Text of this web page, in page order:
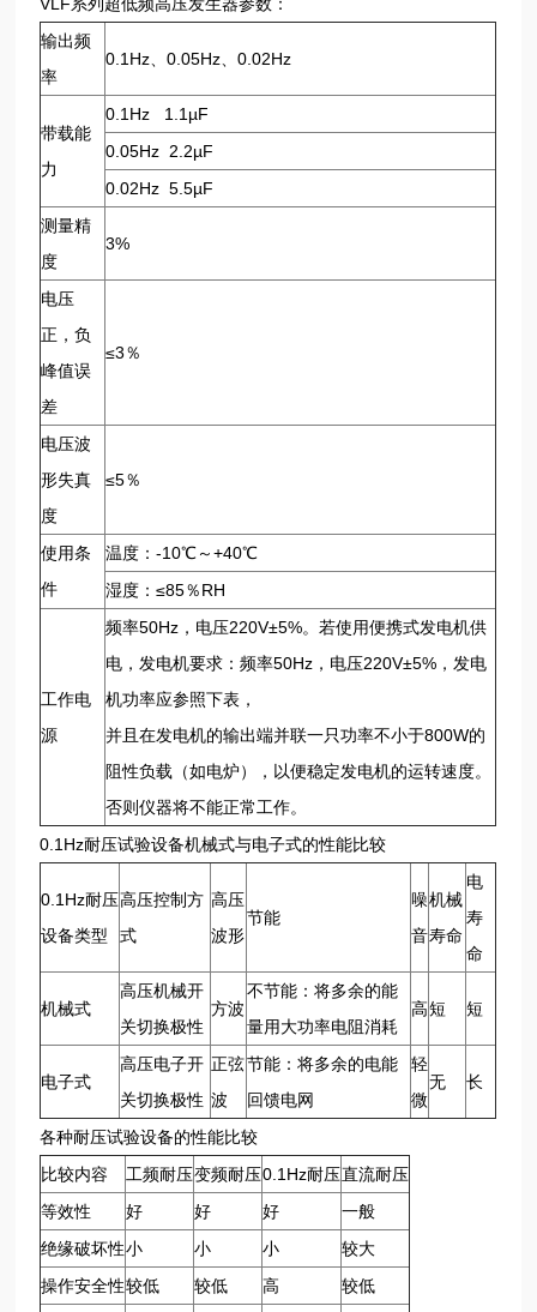
输出频
率
0.1Hz、0.05Hz、0.02Hz
带载能
力
0.1Hz 1.1µF
0.05Hz 2.2µF
0.02Hz 5.5µF
测量精
度
3%
电压
正，负
峰值误
差
≤3％
电压波
形失真
度
≤5％
使用条
件
温度：-10℃～+40℃
湿度：≤85％RH
工作电
源
频率50Hz，电压220V±5%。若使用便携式发电机供
电，发电机要求：频率50Hz，电压220V±5%，发电
机功率应参照下表，
并且在发电机的输出端并联一只功率不小于800W的
阻性负载（如电炉），以便稳定发电机的运转速度。
否则仪器将不能正常工作。
0.1Hz耐压试验设备机械式与电子式的性能比较
0.1Hz耐压
设备类型
高压控制方
式
高压
波形
节能
噪
音
机械
寿命
电
寿
命
机械式
高压机械开
关切换极性
方波
不节能：将多余的能
量用大功率电阻消耗
高短 短
电子式
高压电子开
关切换极性
正弦
波
节能：将多余的电能
回馈电网
轻
微
无 长
各种耐压试验设备的性能比较
比较内容
工频耐压变频耐压0.1Hz耐压直流耐压
等效性
好 好 好
一般
绝缘破坏性小 小 小
较大
操作安全性较低 较低 高 较低